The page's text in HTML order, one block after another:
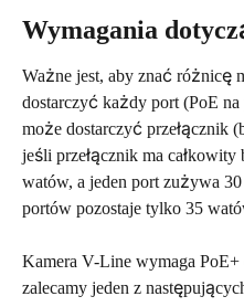
Wymagania
Ważne jest, aby znać różnicę
dostarczyć każdy port (PoE
może dostarczyć przełącznik
jeśli przełącznik ma
watów, a jeden port zużywa
portów pozostaje tylko 35
Kamera V-Line wymaga
zalecamy jeden z